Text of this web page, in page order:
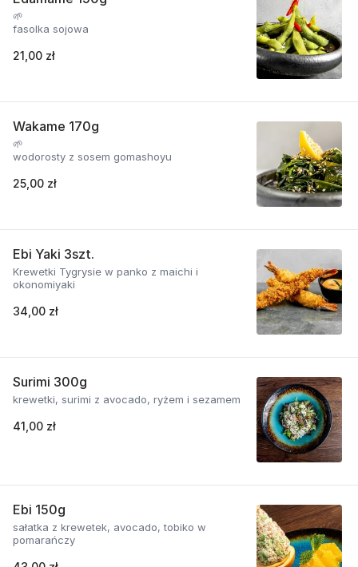
🌱
fasolka sojowa
21,00 zł
Wakame 170g
🌱
wodorosty z sosem gomashoyu
25,00 zł
Ebi Yaki 3szt.
Krewetki Tygrysie w panko z maichi i
okonomiyaki
34,00 zł
Surimi 300g
krewetki, surimi z avocado, ryżem i sezamem
41,00 zł
Ebi 150g
sałatka z krewetek, avocado, tobiko w
pomarańczy